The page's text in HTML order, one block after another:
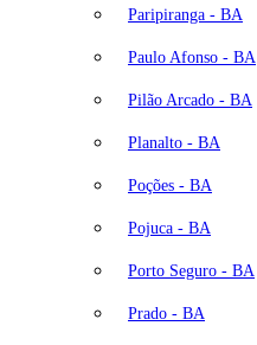
Paripiranga - BA
Paulo Afonso - BA
Pilão Arcado - BA
Planalto - BA
Poções - BA
Pojuca - BA
Porto Seguro - BA
Prado - BA